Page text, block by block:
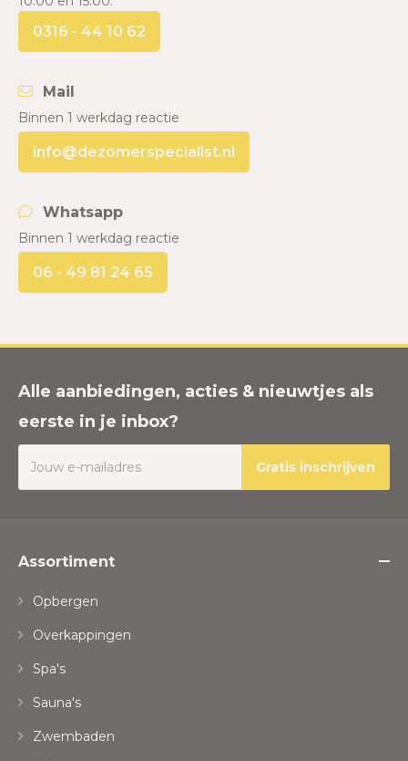
0316 - 44 10 62
Mail
Binnen 1 werkdag reactie
info@dezomerspecialist.nl
Whatsapp
Binnen 1 werkdag reactie
06 - 49 81 24 65
Alle aanbiedingen, acties & nieuwtjes als
eerste in je inbox?
Gratis inschrijven
Assortiment
Opbergen
Overkappingen
Spa's
Sauna's
Zwembaden